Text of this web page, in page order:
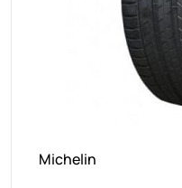
Michelin